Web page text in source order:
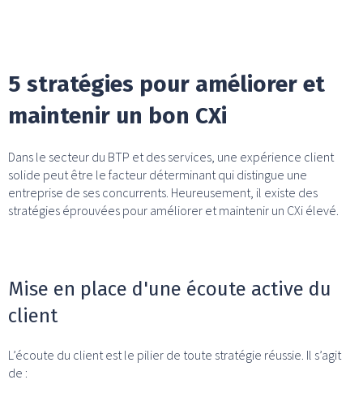
5 stratégies pour améliorer et
maintenir un bon CXi
Dans le secteur du BTP et des services, une expérience client
solide peut être le facteur déterminant qui distingue une
entreprise de ses concurrents. Heureusement, il existe des
stratégies éprouvées pour améliorer et maintenir un CXi élevé.
Mise en place d'une écoute active du
client
L’écoute du client est le pilier de toute stratégie réussie. Il s’agit
de :